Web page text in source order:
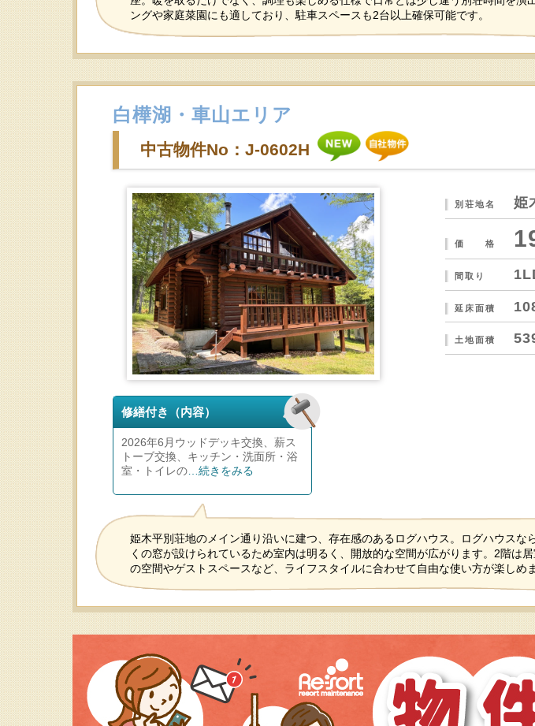
ングや家庭菜園にも適しており、駐車スペースも2台以上確保可能です。
白樺湖・車山エリア
中古物件No：J-0602H
別荘地名 姫
価 格
間取り
延床面積
土地面積
修繕付き（内容）
2026年6月ウッドデッキ交換、薪ス
トーブ交換、キッチン・洗面所・浴
室・トイレの…続きをみる
姫木平別荘地のメイン通り沿いに建つ、存在感のあるログハウス。ログハウスな
くの窓が設けられているため室内は明るく、開放的な空間が広がります。2階は
の空間やゲストスペースなど、ライフスタイルに合わせて自由な使い方が楽しめま